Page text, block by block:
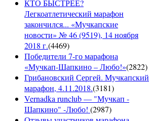
КТО БЫСТРЕЕ?
Легкоатлетический марафон
закончился... «Мучкапские
новости» № 46 (9519), 14 ноября
2018 г.(4469)
Победители 7-го марафона
«Мучкап-Шапкино – Любо!»(2822)
Грибановский Сергей. Мучкапский
марафон, 4.11.2018.(3181)
Vernadka runclub — "Мучкап -
Шапкино" -Любо! (2987)